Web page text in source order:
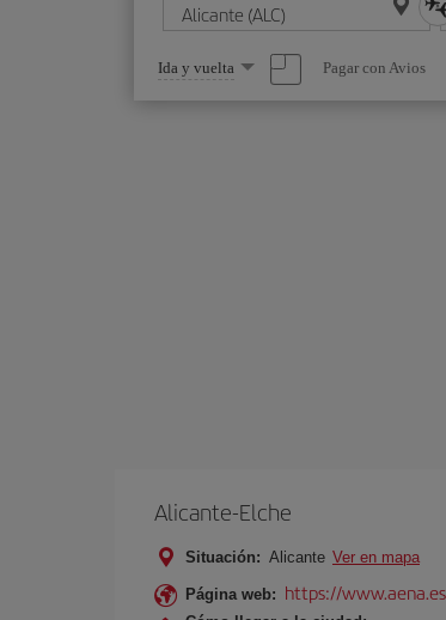
Seleccione
una
opción
Ida y vuelta Pagar con Avios
Alicante-Elche
Situación: Alicante Ver en mapa
Página web: https://